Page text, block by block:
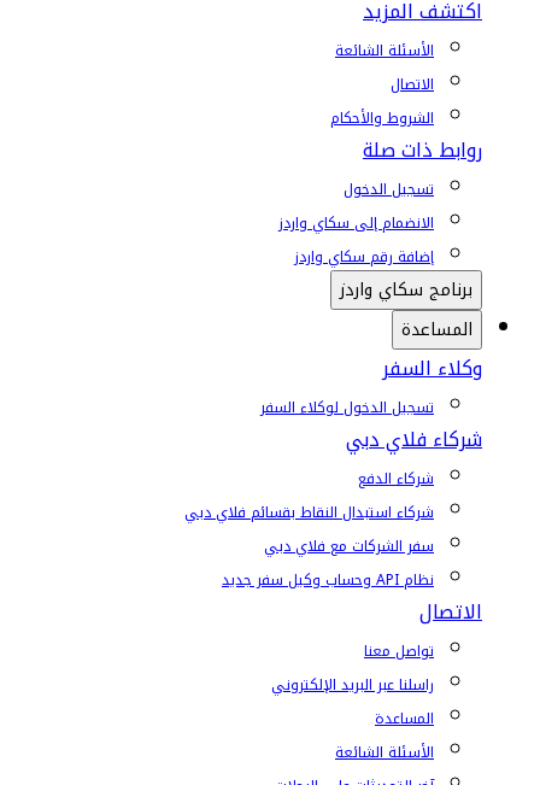
اكتشف المزيد
الأسئلة الشائعة
الاتصال
الشروط والأحكام
روابط ذات صلة
تسجيل الدخول
الانضمام إلى سكاي واردز
إضافة رقم سكاي واردز
برنامج سكاي واردز
المساعدة
وكلاء السفر
تسجيل الدخول لوكلاء السفر
شركاء فلاي دبي
شركاء الدفع
شركاء استبدال النقاط بقسائم فلاي دبي
سفر الشركات مع فلاي دبي
نظام API وحساب وكيل سفر جديد
الاتصال
تواصل معنا
راسلنا عبر البريد الإلكتروني
المساعدة
الأسئلة الشائعة